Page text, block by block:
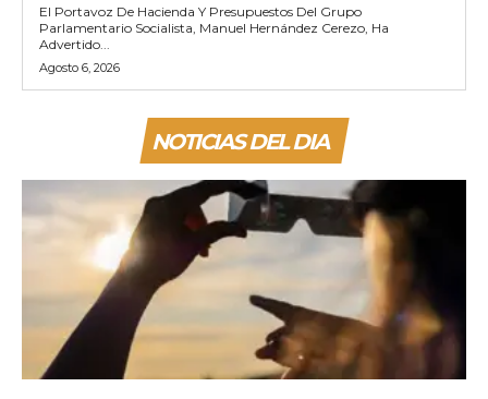
El Portavoz De Hacienda Y Presupuestos Del Grupo
Parlamentario Socialista, Manuel Hernández Cerezo, Ha
Advertido...
Agosto 6, 2026
NOTICIAS DEL DIA